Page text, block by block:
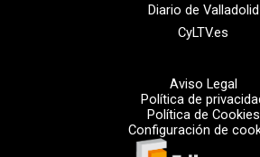
Diario de Valladolid
CyLTV.es
Aviso Legal
Política de
Política de Cookies
Configuración de